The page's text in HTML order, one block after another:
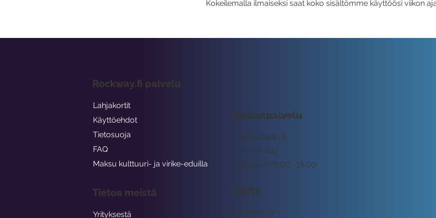
Kokeilemalla ilmaiseksi saat koko sisältömme käyttöösi viikon
Asiakaspalvelu
tuki@rockway.fi
Arkisin klo 09:00 -15:00
045 7731 1111
Osoite
Rockway Oy
Rockway.fi palvelu
Lahjakortit
Käyttöehdot
Tietosuoja
FAQ
Maksu kulttuuri- ja virike-eduilla
Tietoa meistä
Yrityksestä